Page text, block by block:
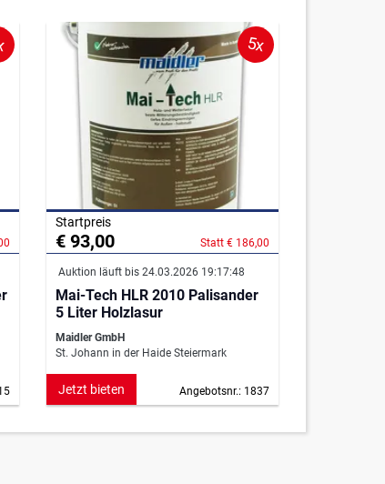
5x
Startpreis
€ 93,00 Statt € 186,00
Auktion läuft bis 24.03.2026 19:17:48
Mai-Tech HLR 2010 Palisander
5 Liter Holzlasur
Maidler GmbH
St. Johann in der Haide Steiermark
Angebotsnr.: 1837
Jetzt bieten